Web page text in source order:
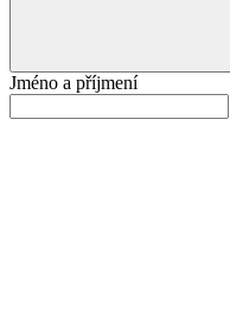
Jméno a příjmení